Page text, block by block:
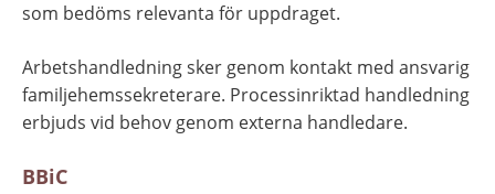
som bedöms relevanta för uppdraget.
Arbetshandledning sker genom kontakt med ansvarig
familjehemssekreterare. Processinriktad handledning
erbjuds vid behov genom externa handledare.
BBiC